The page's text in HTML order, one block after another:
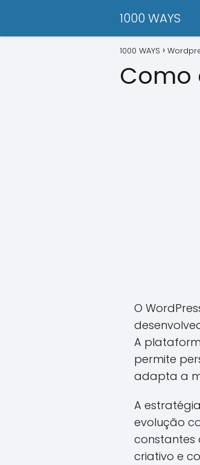
1000 WAYS
1000 WAYS
Como
O
A
permite
adapta a
A
evolução
constantes
criativo e